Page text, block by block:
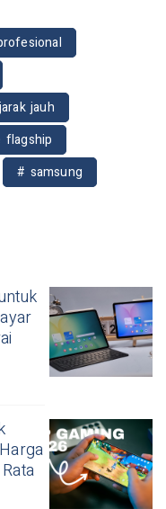
jauh
flagship
# samsung